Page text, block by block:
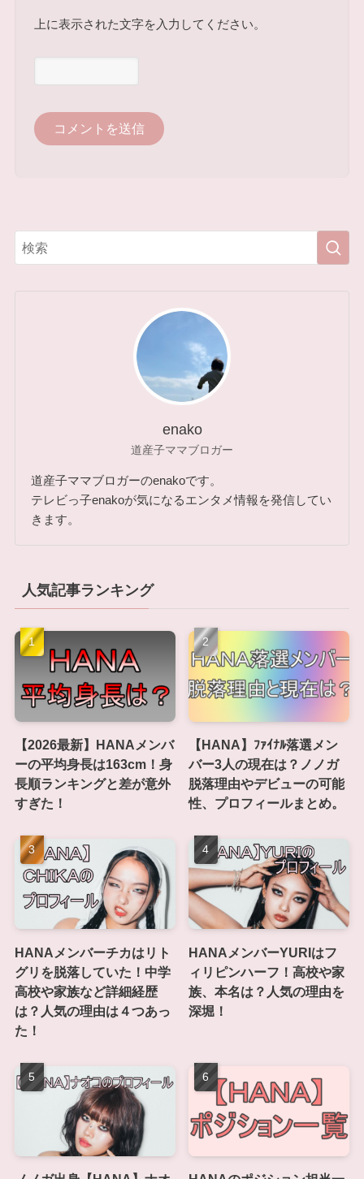
上に表示された文字を入力してください。
enako
道産子ママブロガー
道産子ママブロガーのenakoです。
テレビっ子enakoが気になるエンタメ情報を発信してい
きます。
人気記事ランキング
【2026最新】HANAメンバ
ーの平均身長は163cm！身
長順ランキングと差が意外
すぎた！
【HANA】ﾌｧｲﾅﾙ落選メン
バー3人の現在は？ノノガ
脱落理由やデビューの可能
性、プロフィールまとめ。
HANAメンバーチカはリト
グリを脱落していた！中学
高校や家族など詳細経歴
は？人気の理由は４つあっ
た！
HANAメンバーYURIはフ
ィリピンハーフ！高校や家
族、本名は？人気の理由を
深堀！